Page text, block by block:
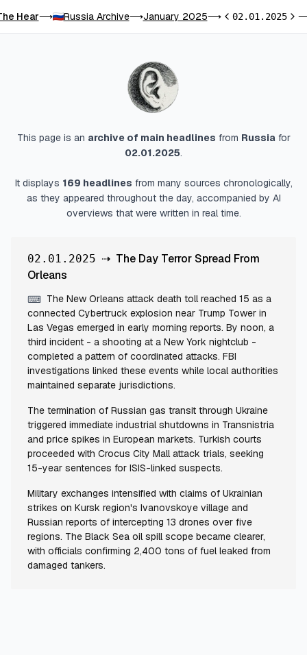
Hear⟶ Russia Archive⟶January 2025⟶Previous day
02.01.2025
This page is an archive of main headlines from Russiafor
02.01.2025.
It displays 169 headlines from many sources chronologically,
as they appeared throughout the day, accompanied by AI
overviews that were written in real time.
02.01.2025 ⇢ The Day Terror Spread From
Orleans
⌨ The New Orleans attack death toll reached 15 as a
connected Cybertruck explosion near Trump Tower in
Las Vegas emerged in early morning reports. By noon, a
third incident - a shooting at a New York nightclub -
completed a pattern of coordinated attacks. FBI
investigations linked these events while local authorities
maintained separate jurisdictions.
The termination of Russian gas transit through Ukraine
triggered immediate industrial shutdowns in Transnistria
and price spikes in European markets. Turkish courts
proceeded with Crocus City Mall attack trials, seeking
15-year sentences for ISIS-linked suspects.
Military exchanges intensified with claims of Ukrainian
strikes on Kursk region's Ivanovskoye village and
Russian reports of intercepting 13 drones over five
regions. The Black Sea oil spill scope became clearer,
with officials confirming 2,400 tons of fuel leaked from
damaged tankers.